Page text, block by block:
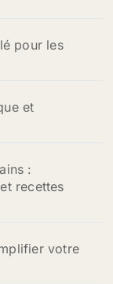
pour les
et
:
recettes
votre